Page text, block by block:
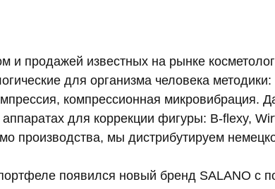
и продажей известных на рынке
для организма человека методики:
компрессионная микровибрация.
для коррекции фигуры: B-flexy,
производства, мы дистрибутируем
появился новый бренд SALANO с